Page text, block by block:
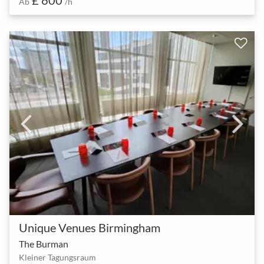
Unique Venues Birmingham
The Burman
Kleiner Tagungsraum